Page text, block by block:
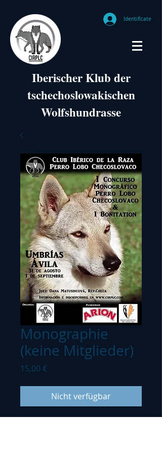
Identifícate
Iberischer Klub der
tschechoslowakischen
Wolfshundrasse
Monographie
(keine Mitglieder)
15,00 €Preis
Nicht verfügbar